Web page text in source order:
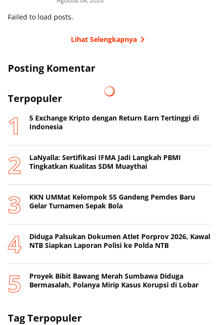
Failed to load posts.
Lihat Selengkapnya
Posting Komentar
Terpopuler
5 Exchange Kripto dengan Return Earn Tertinggi di
Indonesia
LaNyalla: Sertifikasi IFMA Jadi Langkah PBMI
Tingkatkan Kualitas SDM Muaythai
KKN UMMat Kelompok 55 Gandeng Pemdes Baru
Gelar Turnamen Sepak Bola
Diduga Palsukan Dokumen Atlet Porprov 2026, Kawal
NTB Siapkan Laporan Polisi ke Polda NTB
Proyek Bibit Bawang Merah Sumbawa Diduga
Bermasalah, Polanya Mirip Kasus Korupsi di Lobar
Tag Terpopuler